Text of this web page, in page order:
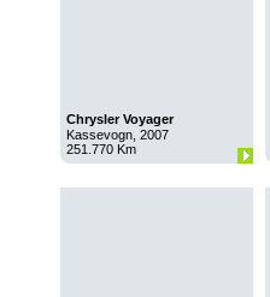
Chrysler Voyager
Kassevogn, 2007
251.770 Km